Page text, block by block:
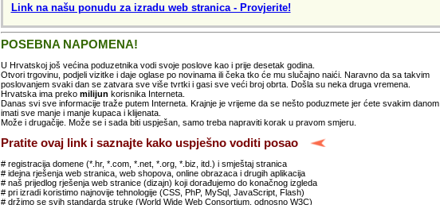
Link na našu ponudu za izradu web stranica - Provjerite!
POSEBNA NAPOMENA!
U Hrvatskoj još većina poduzetnika vodi svoje poslove kao i prije desetak godina.
Otvori trgovinu, podjeli vizitke i daje oglase po novinama ili čeka tko će mu slučajno naići. Naravno da sa takvim
poslovanjem svaki dan se zatvara sve više tvrtki i gasi sve veći broj obrta. Došla su neka druga vremena.
Hrvatska ima preko milijun korisnika Interneta.
Danas svi sve informacije traže putem Interneta. Krajnje je vrijeme da se nešto poduzmete jer ćete svakim danom
imati sve manje i manje kupaca i klijenata.
Može i drugačije. Može se i sada biti uspješan, samo treba napraviti korak u pravom smjeru.
Pratite ovaj link i saznajte kako uspješno voditi posao
# registracija domene (*.hr, *.com, *.net, *.org, *.biz, itd.) i smještaj stranica
# idejna rješenja web stranica, web shopova, online obrazaca i drugih aplikacija
# naš prijedlog rješenja web stranice (dizajn) koji dorađujemo do konačnog izgleda
# pri izradi koristimo najnovije tehnologije (CSS, PhP, MySql, JavaScript, Flash)
# držimo se svih standarda struke (World Wide Web Consortium, odnosno W3C)